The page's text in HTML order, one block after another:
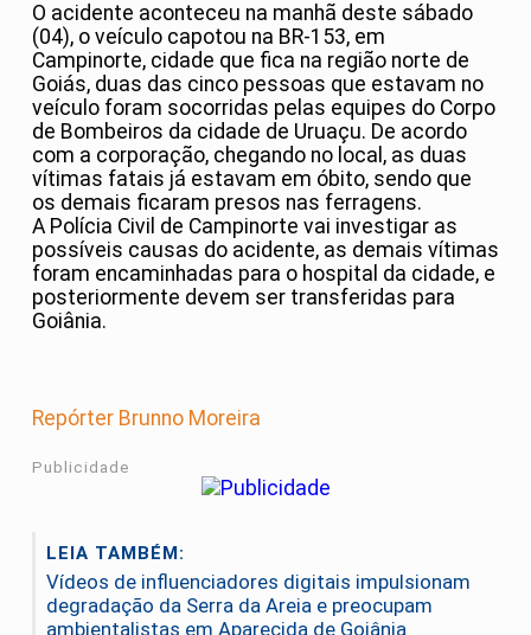
O acidente aconteceu na manhã deste sábado
(04), o veículo capotou na BR-153, em
Campinorte, cidade que fica na região norte de
Goiás, duas das cinco pessoas que estavam no
veículo foram socorridas pelas equipes do Corpo
de Bombeiros da cidade de Uruaçu. De acordo
com a corporação, chegando no local, as duas
vítimas fatais já estavam em óbito, sendo que
os demais ficaram presos nas ferragens.
A Polícia Civil de Campinorte vai investigar as
possíveis causas do acidente, as demais vítimas
foram encaminhadas para o hospital da cidade, e
posteriormente devem ser transferidas para
Goiânia.
Repórter Brunno Moreira
Publicidade
LEIA TAMBÉM:
Vídeos de influenciadores digitais impulsionam
degradação da Serra da Areia e preocupam
ambientalistas em Aparecida de Goiânia